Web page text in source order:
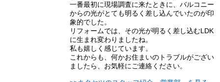
一番最初に現場調査に来たときに、バルコニー
からの光がとても明るく差し込んでいたのが印
象的でした。
リフォームでは、その光が明るく差し込むLDK
に生まれ変わりましたね。
私も嬉しく感じています。
これからも、何かお住まいのトラブルがござい
ましたら、お気軽にご連絡ください。